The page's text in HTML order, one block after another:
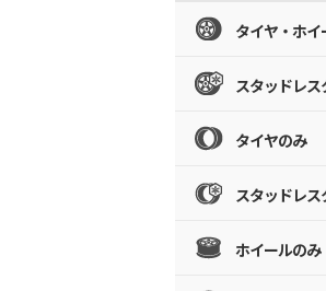
タイヤ・ホイ
スタッドレ
タイヤのみ
スタッドレ
ホイールのみ